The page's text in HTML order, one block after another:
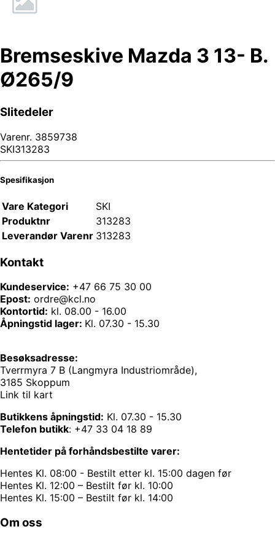
Bremseskive Mazda 3 13- B.
Ø265/9
Slitedeler
Varenr. 3859738
SKI313283
Spesifikasjon
Vare Kategori
SKI
Produktnr
313283
Leverandør Varenr 313283
Kontakt
Kundeservice: +47 66 75 30 00
Epost: ordre@kcl.no
Kontortid: kl. 08.00 - 16.00
Åpningstid lager: Kl. 07.30 - 15.30
Besøksadresse:
Tverrmyra 7 B (Langmyra Industriområde),
3185 Skoppum
Link til kart
Butikkens åpningstid: Kl. 07.30 - 15.30
Telefon butikk: +47 33 04 18 89
Hentetider på forhåndsbestilte varer:
Hentes Kl. 08:00 - Bestilt etter kl. 15:00 dagen før
Hentes Kl. 12:00 – Bestilt før kl. 10:00
Hentes Kl. 15:00 – Bestilt før kl. 14:00
Om oss